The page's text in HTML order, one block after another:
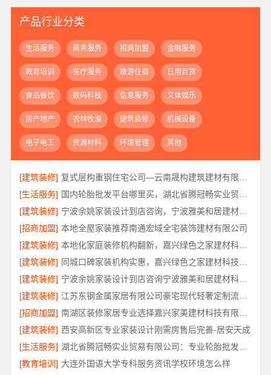
产品行业分类
生活服务 商务服务 招商加盟 金融服务
教育培训 医疗服务 旅游住宿 日用百货
食品餐饮 数码科技 信息服务 文体娱乐
房产地产 农林牧渔 建筑装修 机械设备
电子电工 资源材料 环境管理 其他
[建筑装修]
[生活服务]
[建筑装修]
宁波余姚家装设计到店咨询，宁波雅美和居建材科技有限公司
[招商加盟] 本地全屋家装推荐南通宏域全宅装饰建材有限公司
[建筑装修]
本地化家庭装修机构翻新，嘉兴绿色之家建材科技有限公司
[建筑装修]
[建筑装修]
宁波余姚家装设计到店咨询宁波雅美和居建材科技有限公司
[建筑装修]
江苏东钢金属家居有限公司豪宅现代轻奢定制流程揭秘
[招商加盟]
[建筑装修] 西安高新区专业家装设计刚需房售后完善-居安天成
[生活服务]
[教育培训] 大连外国语大学专科服务资讯学校环境怎么样